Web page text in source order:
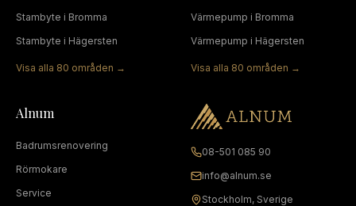
Stambyte i Bromma
Stambyte i Hägersten
Visa alla 80 områden →
Värmepump i Bromma
Värmepump i Hägersten
Visa alla 80 områden →
Alnum
Badrumsrenovering
Rörmokare
Service
08-501 085 90
info@alnum.se
Stockholm, Sverige